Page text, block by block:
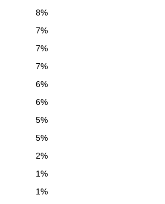
8%
7%
7%
7%
6%
6%
5%
5%
2%
1%
1%